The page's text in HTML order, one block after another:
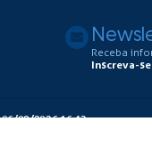
Receba
Inscreva-se
06/08/2026 16:43